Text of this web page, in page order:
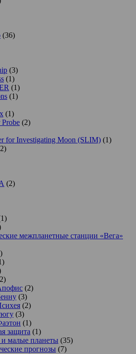
(36)
(3)
(1)
(1)
(1)
(1)
Probe (2)
for Investigating Moon (SLIM) (1)
(2)
межпланетные станции «Вега»
(2)
(3)
(2)
(3)
(1)
защита (1)
малые планеты (35)
прогнозы (7)